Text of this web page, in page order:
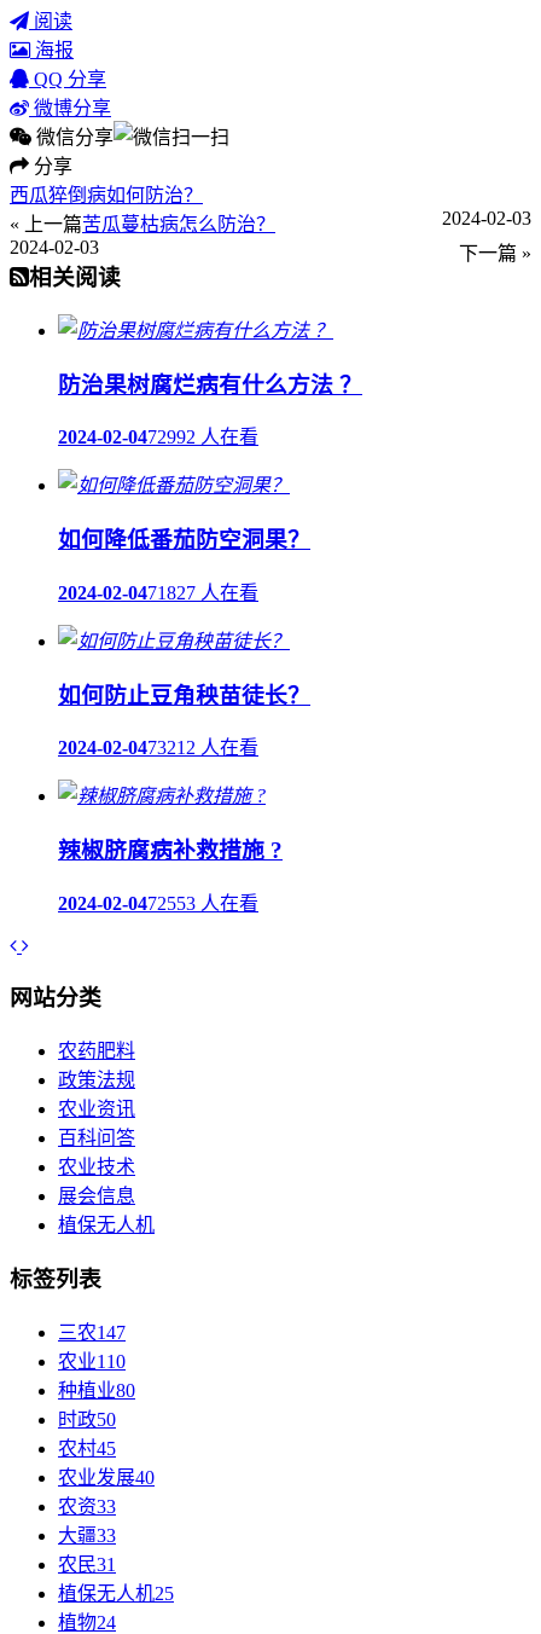
阅读
海报
QQ 分享
微博分享
微信分享
分享
西瓜猝倒病如何防治？
« 上一篇
2024-02-03
苦瓜蔓枯病怎么防治？
下一篇 »
2024-02-03
相关阅读
防治果树腐烂病有什么方法 ？
2024-02-0472992 人在看
如何降低番茄防空洞果？
2024-02-0471827 人在看
如何防止豆角秧苗徒长？
2024-02-0473212 人在看
辣椒脐腐病补救措施 ?
2024-02-0472553 人在看
网站分类
农药肥料
政策法规
农业资讯
百科问答
农业技术
展会信息
植保无人机
标签列表
三农147
农业110
种植业80
时政50
农村45
农业发展40
农资33
大疆33
农民31
植保无人机25
植物24